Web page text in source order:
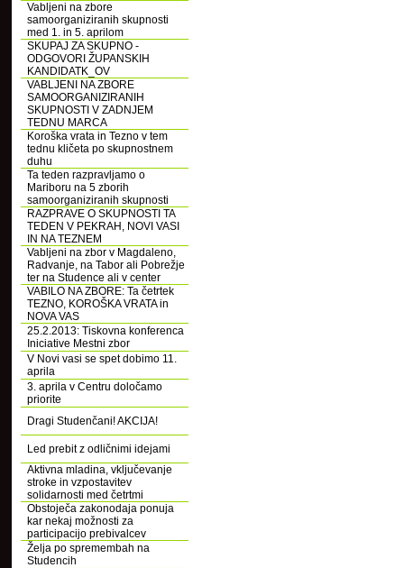
Vabljeni na zbore
samoorganiziranih skupnosti
med 1. in 5. aprilom
SKUPAJ ZA SKUPNO -
ODGOVORI ŽUPANSKIH
KANDIDATK_OV
VABLJENI NA ZBORE
SAMOORGANIZIRANIH
SKUPNOSTI V ZADNJEM
TEDNU MARCA
Koroška vrata in Tezno v tem
tednu kličeta po skupnostnem
duhu
Ta teden razpravljamo o
Mariboru na 5 zborih
samoorganiziranih skupnosti
RAZPRAVE O SKUPNOSTI TA
TEDEN V PEKRAH, NOVI VASI
IN NA TEZNEM
Vabljeni na zbor v Magdaleno,
Radvanje, na Tabor ali Pobrežje
ter na Studence ali v center
VABILO NA ZBORE: Ta četrtek
TEZNO, KOROŠKA VRATA in
NOVA VAS
25.2.2013: Tiskovna konferenca
Iniciative Mestni zbor
V Novi vasi se spet dobimo 11.
aprila
3. aprila v Centru določamo
priorite
Dragi Studenčani! AKCIJA!
Led prebit z odličnimi idejami
Aktivna mladina, vključevanje
stroke in vzpostavitev
solidarnosti med četrtmi
Obstoječa zakonodaja ponuja
kar nekaj možnosti za
participacijo prebivalcev
Želja po spremembah na
Studencih